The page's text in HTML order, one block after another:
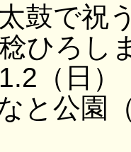
鼓で祝
ひろし
（日
と公園